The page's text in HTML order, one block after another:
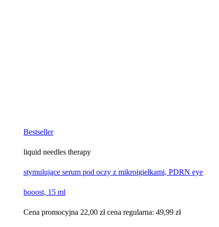
Bestseller
liquid needles therapy
stymulujące serum pod oczy z mikroigiełkami, PDRN eye
booost, 15 ml
Cena promocyjna 22,00 zł cena regularna: 49,99 zł